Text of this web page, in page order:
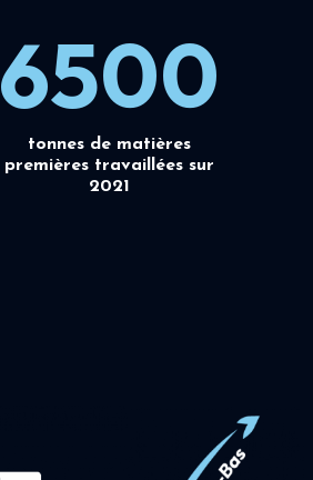
6500
tonnes de matières
premières travaillées sur
2021